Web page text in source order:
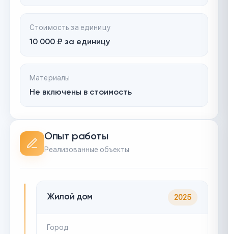
Стоимость за единицу
10 000 ₽ за единицу
Материалы
Не включены в стоимость
Опыт работы
Реализованные объекты
Жилой дом 2025
Город